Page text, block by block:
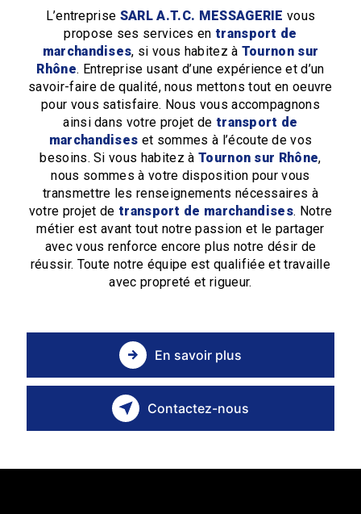
L’entreprise SARL A.T.C. MESSAGERIE vous
propose ses services en transport de
marchandises, si vous habitez à Tournon sur
Rhône. Entreprise usant d’une expérience et d’un
savoir-faire de qualité, nous mettons tout en oeuvre
pour vous satisfaire. Nous vous accompagnons
ainsi dans votre projet de transport de
marchandises et sommes à l’écoute de vos
besoins. Si vous habitez à Tournon sur Rhône,
nous sommes à votre disposition pour vous
transmettre les renseignements nécessaires à
votre projet de transport de marchandises. Notre
métier est avant tout notre passion et le partager
avec vous renforce encore plus notre désir de
réussir. Toute notre équipe est qualifiée et travaille
avec propreté et rigueur.
En savoir plus
Contactez-nous